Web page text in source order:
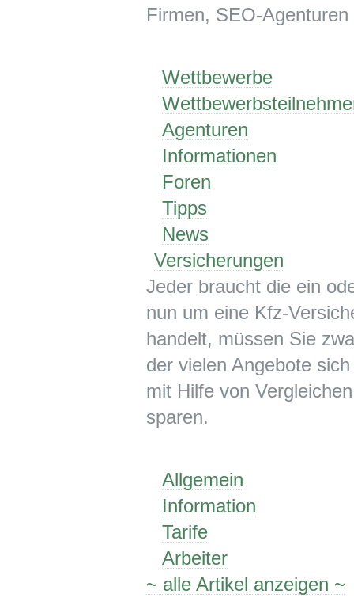
Firmen, SEO-
Wettbewerbe
Agenturen
Informationen
Foren
Tipps
News
Versicherungen
Jeder braucht die ein
nun um eine Kfz-
handelt, müssen Sie
der vielen Angebote
mit Hilfe von
sparen.
Allgemein
Information
Tarife
Arbeiter
~ alle Artikel anzeigen ~